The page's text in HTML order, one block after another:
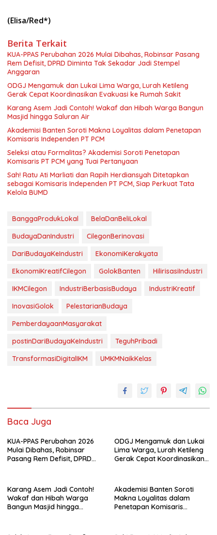
(Elisa/Red*)
Berita Terkait
KUA-PPAS Perubahan 2026 Mulai Dibahas, Robinsar Pasang
Rem Defisit, DPRD Diminta Tak Sekadar Jadi Stempel
Anggaran
ODGJ Mengamuk dan Lukai Lima Warga, Lurah Ketileng
Gerak Cepat Koordinasikan Evakuasi ke Rumah Sakit
Karang Asem Jadi Contoh! Wakaf dan Hibah Warga Bangun
Masjid hingga Saluran Air
Akademisi Banten Soroti Makna Loyalitas dalam Penetapan
Komisaris Independen PT PCM
Seleksi atau Formalitas? Akademisi Soroti Penetapan
Komisaris PT PCM yang Tuai Pertanyaan
Sah! Ratu Ati Marliati dan Rapih Herdiansyah Ditetapkan
sebagai Komisaris Independen PT PCM, Siap Perkuat Tata
Kelola BUMD
BanggaProdukLokal
BelaDanBeliLokal
BudayaDanIndustri
CilegonBerinovasi
DariBudayaKeIndustri
EkonomiKerakyata
EkonomiKreatifCilegon
GolokBanten
HilirisasiIndustri
IKMCilegon
IndustriBerbasisBudaya
IndustriKreatif
InovasiGolok
PelestarianBudaya
PemberdayaanMasyarakat
postinDariBudayaKeIndustri
TeguhPribadi
TransformasiDigitalIKM
UMKMNaikKelas
Baca Juga
KUA-PPAS Perubahan 2026
Mulai Dibahas, Robinsar
Pasang Rem Defisit, DPRD
ODGJ Mengamuk dan Lukai
Lima Warga, Lurah Ketileng
Gerak Cepat Koordinasikan
Karang Asem Jadi Contoh!
Wakaf dan Hibah Warga
Bangun Masjid hingga
Akademisi Banten Soroti
Makna Loyalitas dalam
Penetapan Komisaris